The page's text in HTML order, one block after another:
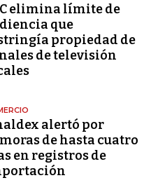
elimina límite de
que
propiedad de
de televisión
alertó por
de hasta cuatro
en registros de